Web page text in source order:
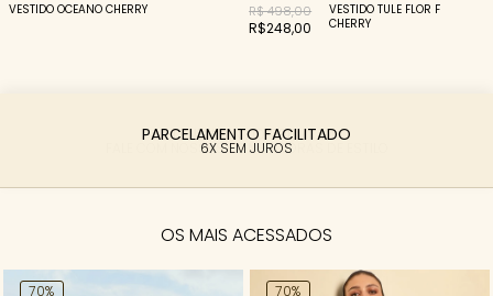
VESTIDO OCEANO CHERRY R$ 498,00
R$248,00
VESTIDO TULE FLOR F
CHERRY
PARCELAMENTO FACILITADO
6X SEM JUROS
OS MAIS ACESSADOS
70% 70%